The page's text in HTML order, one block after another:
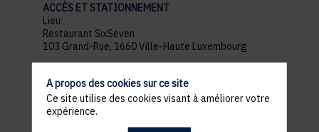
ACCÈS ET STATIONNEMENT
Lieu:
Restaurant SixSeven
103 Grand-Rue, 1660 Ville-Haute Luxembourg
18:30 MEET & GREET
19:00 TASTING & NETWORKING
21:30 FIN DE L’EVENEMENT
A propos des cookies sur ce site
Ce site utilise des cookies visant à améliorer votre
expérience.